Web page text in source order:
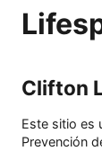
Clifton
Este sitio es
Prevención